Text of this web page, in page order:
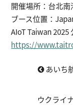
開催場所：台北南
ブース位置：
AIoT Taiwan 2025
https://
あいち
ウクライ